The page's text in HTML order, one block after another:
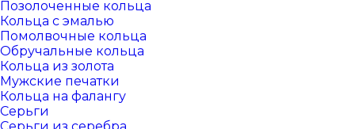
Позолоченные кольца
Кольца с эмалью
Помолвочные кольца
Обручальные кольца
Кольца из золота
Мужские печатки
Кольца на фалангу
Серьги